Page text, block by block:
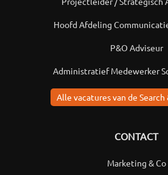
Hoofd Afdeling
P&O Adviseur
Administratief Medewerker
Alle vacatures van de Search
CONTACT
Marketing & Co